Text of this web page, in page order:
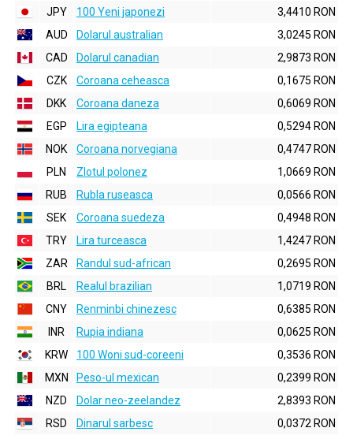
JPY
100 Yeni japonezi
3,4410 RON
AUD
Dolarul australian
3,0245 RON
CAD
Dolarul canadian
2,9873 RON
CZK
Coroana ceheasca
0,1675 RON
DKK
Coroana daneza
0,6069 RON
EGP
Lira egipteana
0,5294 RON
NOK
Coroana norvegiana
0,4747 RON
PLN
Zlotul polonez
1,0669 RON
RUB
Rubla ruseasca
0,0566 RON
SEK
Coroana suedeza
0,4948 RON
TRY
Lira turceasca
1,4247 RON
ZAR
Randul sud-african
0,2695 RON
BRL
Realul brazilian
1,0719 RON
CNY
Renminbi chinezesc
0,6385 RON
INR
Rupia indiana
0,0625 RON
KRW
100 Woni sud-coreeni
0,3536 RON
MXN
Peso-ul mexican
0,2399 RON
NZD
Dolar neo-zeelandez
2,8393 RON
RSD
Dinarul sarbesc
0,0372 RON